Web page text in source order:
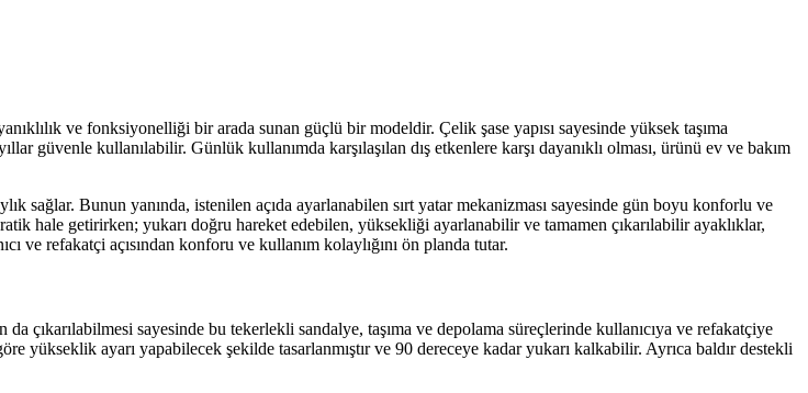
ve fonksiyonelliği bir arada sunan güçlü bir modeldir. Çelik şase yapısı sayesinde yüksek taşıma
güvenle kullanılabilir. Günlük kullanımda karşılaşılan dış etkenlere karşı dayanıklı olması, ürünü ev ve bakım
sağlar. Bunun yanında, istenilen açıda ayarlanabilen sırt yatar mekanizması sayesinde gün boyu konforlu ve
hale getirirken; yukarı doğru hareket edebilen, yüksekliği ayarlanabilir ve tamamen çıkarılabilir ayaklıklar,
ve refakatçi açısından konforu ve kullanım kolaylığını ön planda tutar.
da çıkarılabilmesi sayesinde bu tekerlekli sandalye, taşıma ve depolama süreçlerinde kullanıcıya ve refakatçiye
yükseklik ayarı yapabilecek şekilde tasarlanmıştır ve 90 dereceye kadar yukarı kalkabilir. Ayrıca baldır destekli